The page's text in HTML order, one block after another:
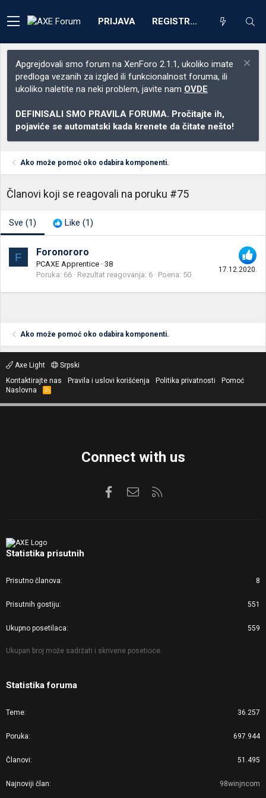
PRIJAVA REGISTRACIJA
Apgrejdovali smo forum na XenForo 2.1.1, ukoliko imate
predloga vezanih za izgled ili funkcionalnost foruma, ili
ukoliko naletite na neki problem, javite nam OVDE
DEFINISALI SMO PRAVILA FORUMA. Pročitajte ih,
pojaviće se automatski kada krenete da čitate nešto!
Ako može pomoć oko odabira komponenti.
Članovi koji se reagovali na poruku #75
Sve (1) Like (1)
F
17.12.2020.
Foronororo
PCAXE Apprentice · 38
Poruka 66 Rezultat reagovanja 6 Poena 50
Ako može pomoć oko odabira komponenti.
Axe Light
Srpski
Kontaktirajte nas
Pravila i uslovi korišćenja Politika privatnosti
Pomoć
Naslovna
R
S
Connect with us
FacebookKontaktirajte nas
Statistika prisutnih
Prisutno članova 8
Prisutnih gostiju 551
Ukupno posetilaca 559
Ukupan broj može sadržati i skrivene posetioce.
Statistika foruma
Teme 36.257
Poruka 697.944
Članovi 51.495
Najnoviji član 98winjncom